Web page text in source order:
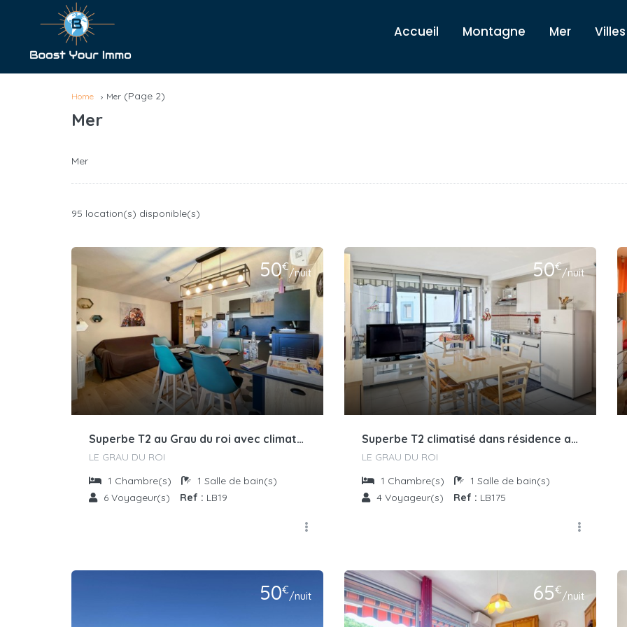
Accueil Montagne Mer Villes
Home Mer (Page 2)
Mer
Mer
95 location(s) disponible(s)
50€/nuit
Superbe T2 au Grau du roi avec climatisation et piscine
LE GRAU DU ROI
1 Chambre(s) 1 Salle de bain(s)
6 Voyageur(s) Ref : LB19
50€/nuit
Superbe T2 climatisé dans résidence avec piscine
LE GRAU DU ROI
1 Chambre(s) 1 Salle de bain(s)
4 Voyageur(s) Ref : LB175
50€/nuit 65€/nuit